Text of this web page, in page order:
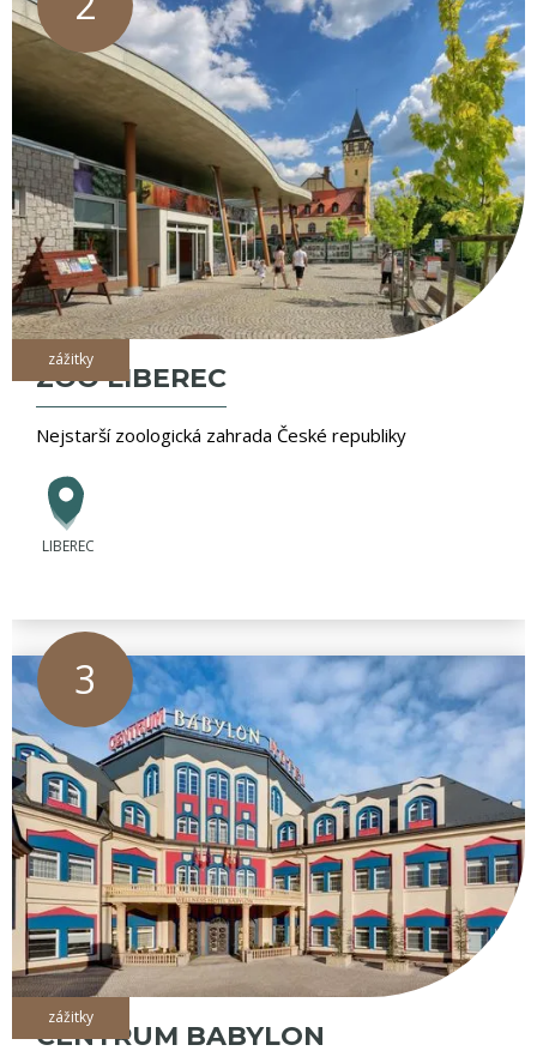
zážitky
ZOO LIBEREC
Nejstarší zoologická zahrada České republiky
LIBEREC
zážitky
3
CENTRUM BABYLON